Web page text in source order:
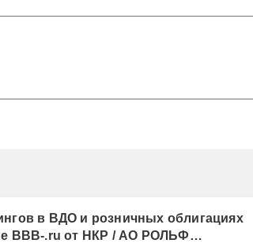
в ВДО и розничных облигациях
BBB-.ru от НКР / АО РОЛЬФ